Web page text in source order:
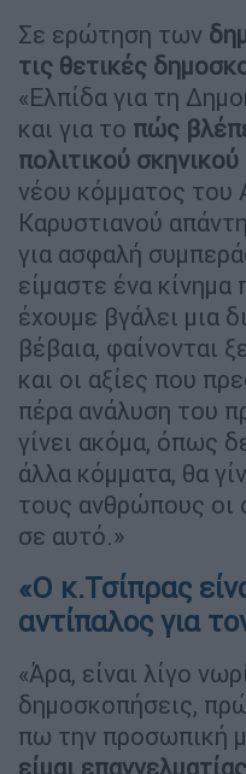
Σε ερώτηση των
τις θετικές
«Ελπίδα για τη
και για το πώς
πολιτικού σκηνικού
νέου κόμματος του
Καρυστιανού
για ασφαλή
είμαστε ένα
έχουμε βγάλει μια
βέβαια, φαίνονται
και οι αξίες που
πέρα ανάλυση του
γίνει ακόμα, όπως
άλλα κόμματα, θα
τους ανθρώπους οι
σε αυτό.»
«Ο κ.Τσίπρας
αντίπαλος για
«Άρα, είναι λίγο
δημοσκοπήσεις,
πω την προσωπική
είμαι